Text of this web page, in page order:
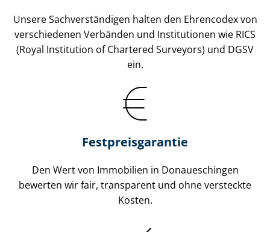
Unsere Sach­ver­stän­di­gen halten den Ehrencodex von
verschiedenen Verbänden und Institutionen wie RICS
(Royal Institution of Chartered Surveyors) und DGSV
ein.
Festpreis​garantie
Den Wert von Immobilien in Donaueschingen
bewerten wir fair, transparent und ohne versteckte
Kosten.